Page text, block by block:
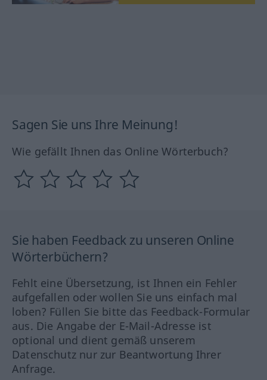
Sagen Sie uns Ihre Meinung!
Wie gefällt Ihnen das Online Wörterbuch?
Sie haben Feedback zu unseren Online
Wörterbüchern?
Fehlt eine Übersetzung, ist Ihnen ein Fehler
aufgefallen oder wollen Sie uns einfach mal
loben? Füllen Sie bitte das Feedback-Formular
aus. Die Angabe der E-Mail-Adresse ist
optional und dient gemäß unserem
Datenschutz nur zur Beantwortung Ihrer
Anfrage.